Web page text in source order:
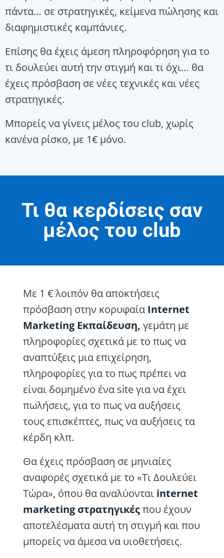
πάντα… σε στρατηγικές, κείμενα πώλησης και
διαφημιστικές καμπάνιες.
Επίσης θα έχεις άμεση πληροφόρηση για το
τι δουλεύει αυτή την στιγμή και τι όχι… θα
έχεις πρόσβαση σε νέες τεχνικές και νέες
στρατηγικές.
Μπορείς να γίνεις μέλος του club, χωρίς
κανένα ρίσκο, με 1€ μόνο.
Τι θα κερδίσεις σαν
μέλος του club
Με 1 € λοιπόν θα αποκτήσεις
πρόσβαση στην κορυφαία Internet
Marketing Εκπαίδευση, γεμάτη με
πληροφορίες σχετικά με το πως να
αναπτύξεις μια επιχείρηση,
πληροφορίες για το πως πρέπει να
είναι δομημένο ένα site για να έχει
πωλήσεις, για το πως να αυξήσεις
τους επισκέπτες, πως να αυξήσεις τα
κέρδη κλπ.
Θα έχεις πρόσβαση σε μηνιαίες
αναφορές σχετικά με το «Τι Δουλεύει
Τώρα», όπου θα αναλύονται internet
marketing στρατηγικέςπου έχουν
αποτελέσματα αυτή τη στιγμή και που
μπορείς να άμεσα να υιοθετήσεις.